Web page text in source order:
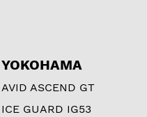
YOKOHAMA
AVID ASCEND GT
ICE GUARD IG53